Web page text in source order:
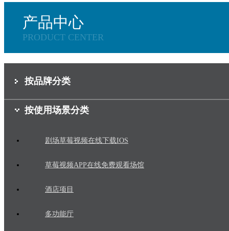
产品中心
PRODUCT CENTER
按品牌分类
按使用场景分类
剧场草莓视频在线下载IOS
草莓视频APP在线免费观看场馆
酒店项目
多功能厅